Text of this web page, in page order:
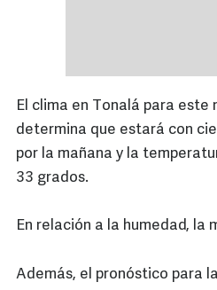
El clima en Tonalá para este
determina que estará con
por la mañana y la
33 grados.
En relación a la humedad, la
Además, el pronóstico para